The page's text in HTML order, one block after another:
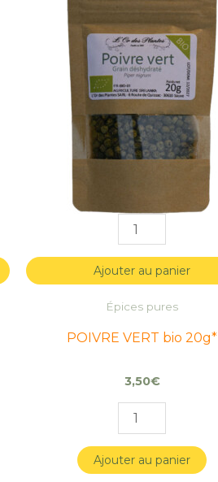
POIVRE
VERT
bio
20g*
Ajouter au panier
Épices pures
POIVRE VERT bio 20g*
3,50€
POIVRE
VERT
bio
20g*
Ajouter au panier